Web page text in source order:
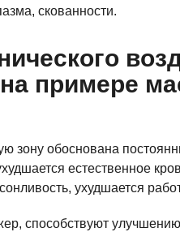
скованности.
примере
зону обоснована
естественное
ухудшается
способствуют